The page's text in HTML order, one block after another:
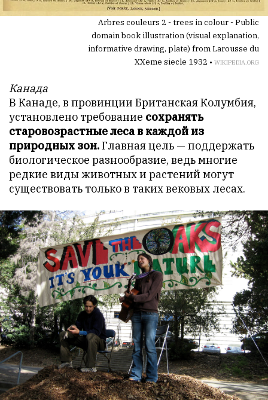
Arbres couleurs 2 - trees in colour - Public
domain book illustration (visual explanation,
informative drawing, plate) from Larousse du
XXeme siecle 1932 • WIKIPEDIA.ORG
Канада
В Канаде, в провинции Британская Колумбия,
установлено требование сохранять
старовозрастные леса в каждой из
природных зон.Главная цель — поддержать
биологическое разнообразие, ведь многие
редкие виды животных и растений могут
существовать только в таких вековых лесах.